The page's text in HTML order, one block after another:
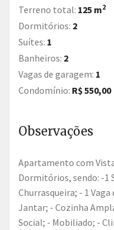
Terreno total: 125 m2
Dormitórios: 2
Suítes: 1
Banheiros: 2
Vagas de garagem: 1
Condomínio: R$ 550,00
Observações
Apartamento com Vista do Mar Apartamento com: - 2
Dormitórios, sendo: -1
Churrasqueira; - 1 Vaga
Jantar; - Cozinha
Social; - Mobiliado; -